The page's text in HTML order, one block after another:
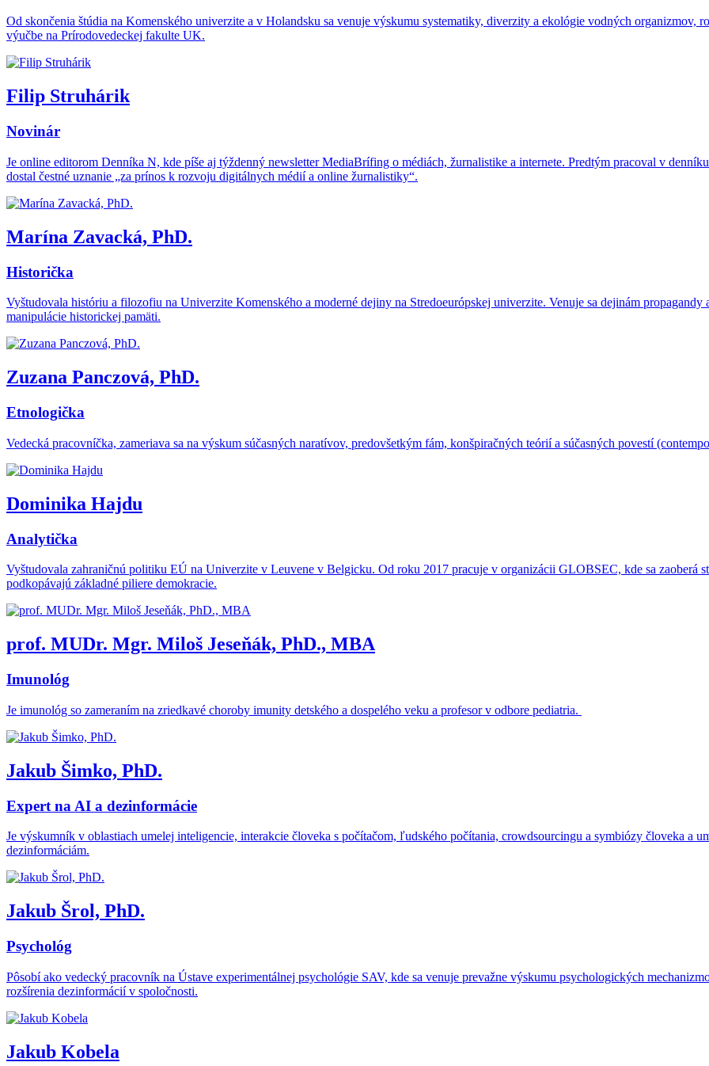
Od skončenia štúdia na Komenského univerzite a v Holandsku sa venuje výskumu systematiky, diverzity a ekológie vodných
výučbe na Prírodovedeckej fakulte UK.
Filip Struhárik
Novinár
Je online editorom Denníka N, kde píše aj týždenný newsletter MediaBrífing o médiách, žurnalistike a internete. Predtým pracoval v
dostal čestné uznanie „za prínos k rozvoju digitálnych médií a online žurnalistiky“.
Marína Zavacká, PhD.
Historička
Vyštudovala históriu a filozofiu na Univerzite Komenského a moderné dejiny na Stredoeurópskej univerzite. Venuje sa dejinám
manipulácie historickej pamäti.
Zuzana Panczová, PhD.
Etnologička
Vedecká pracovníčka, zameriava sa na výskum súčasných naratívov, predovšetkým fám, konšpiračných teórií a súčasných povestí
Dominika Hajdu
Analytička
Vyštudovala zahraničnú politiku EÚ na Univerzite v Leuvene v Belgicku. Od roku 2017 pracuje v organizácii GLOBSEC, kde sa zaoberá
podkopávajú základné piliere demokracie.
prof. MUDr. Mgr. Miloš Jeseňák, PhD., MBA
Imunológ
Je imunológ so zameraním na zriedkavé choroby imunity detského a dospelého veku a profesor v odbore pediatria.
Jakub Šimko, PhD.
Expert na AI a dezinformácie
Je výskumník v oblastiach umelej inteligencie, interakcie človeka s počítačom, ľudského počítania, crowdsourcingu a symbiózy človeka a
dezinformáciám.
Jakub Šrol, PhD.
Psychológ
Pôsobí ako vedecký pracovník na Ústave experimentálnej psychológie SAV, kde sa venuje prevažne výskumu psychologických
rozšírenia dezinformácií v spoločnosti.
Jakub Kobela